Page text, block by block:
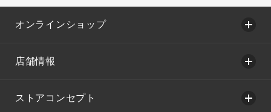
オンラインショップ
店舗情報
ストアコンセプト